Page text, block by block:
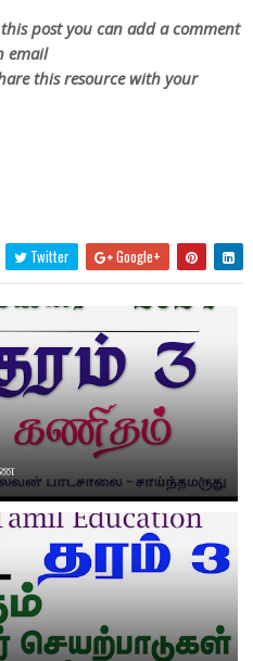
post you can add a comment
email
this resource with your
Twitter Google+